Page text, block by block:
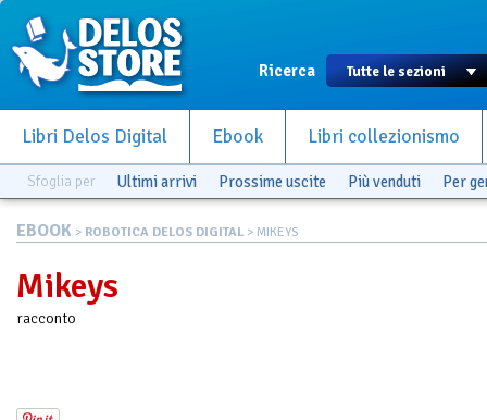
Ricerca
Libri Delos Digital Ebook Libri collezionismo
Sfoglia per Ultimi arrivi Prossime uscite Più venduti Per
EBOOK > ROBOTICA DELOS DIGITAL > MIKEYS
Mikeys
racconto